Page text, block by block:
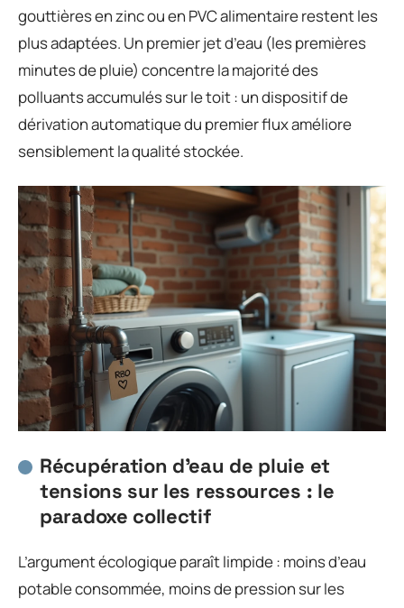
gouttières en zinc ou en PVC alimentaire restent les
plus adaptées. Un premier jet d’eau (les premières
minutes de pluie) concentre la majorité des
polluants accumulés sur le toit : un dispositif de
dérivation automatique du premier flux améliore
sensiblement la qualité stockée.
Récupération d’eau de pluie et
tensions sur les ressources : le
paradoxe collectif
L’argument écologique paraît limpide : moins d’eau
potable consommée, moins de pression sur les